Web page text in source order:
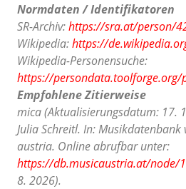
Normdaten / Identifikatoren
SR-Archiv:https://sra.at/person/
Wikipedia:https://
Wikipedia-Personensuche:
https://persondata.toolforge.org/
Empfohlene Zitierweise
mica (Aktualisierungsdatum: 17.
Julia Schreitl. In: Musikdatenbank
austria. Online abrufbar unter:
https://db.musicaustria.at/node/
8. 2026).